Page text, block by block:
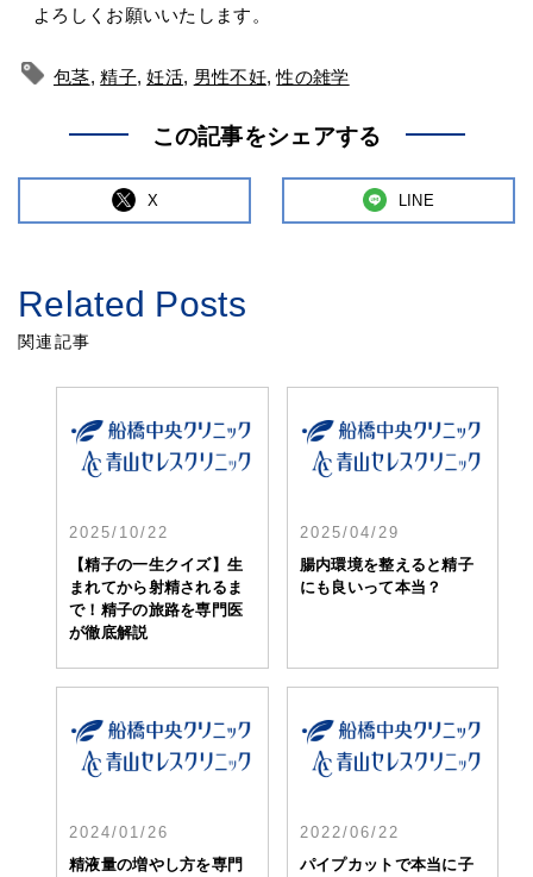
よろしくお願いいたします。
包茎,精子,妊活, 男性不妊,性の雑学
この記事をシェアする
X LINE
Related Posts
関連記事
2025/10/22
【精子の一生クイズ】生
まれてから射精されるま
で！精子の旅路を専門医
が徹底解説
2025/04/29
腸内環境を整えると精子
にも良いって本当？
2024/01/26
精液量の増やし方を専門
2022/06/22
パイプカットで本当に子